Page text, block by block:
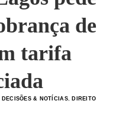
de
tarifa
DECISÕES & NOTÍCIAS,
DIREITO